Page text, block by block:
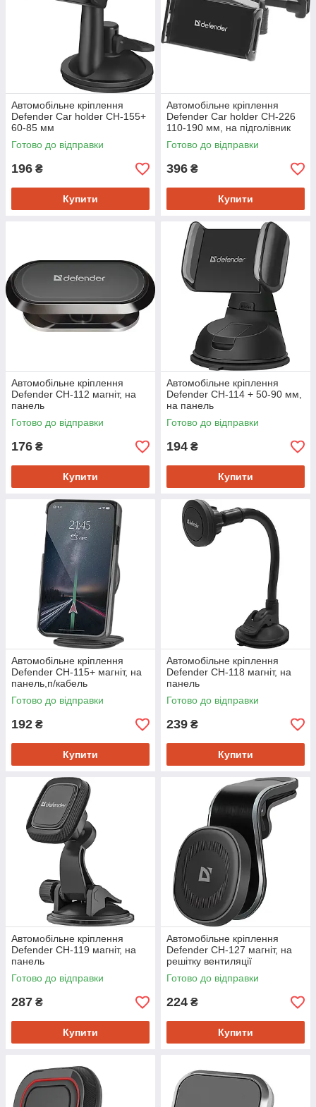
Автомобільне кріплення
Defender Car holder CH-155+
60-85 мм
Готово до відправки
196 ₴
Купити
Автомобільне кріплення
Defender Car holder CH-226
110-190 мм, на підголівник
Готово до відправки
396 ₴
Купити
Автомобільне кріплення
Defender CH-112 магніт, на
панель
Готово до відправки
176 ₴
Купити
Автомобільне кріплення
Defender CH-114 + 50-90 мм,
на панель
Готово до відправки
194 ₴
Купити
Автомобільне кріплення
Defender CH-115+ магніт, на
панель,п/кабель
Готово до відправки
192 ₴
Купити
Автомобільне кріплення
Defender CH-118 магніт, на
панель
Готово до відправки
239 ₴
Купити
Автомобільне кріплення
Defender CH-119 магніт, на
панель
Готово до відправки
287 ₴
Купити
Автомобільне кріплення
Defender CH-127 магніт, на
решітку вентиляції
Готово до відправки
224 ₴
Купити